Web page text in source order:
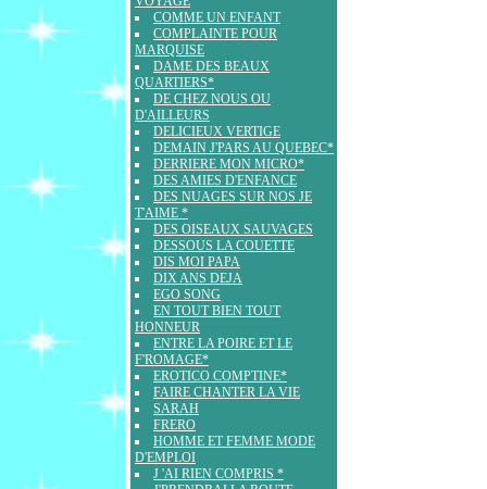
COMME UN ENFANT
COMPLAINTE POUR
MARQUISE
DAME DES BEAUX
QUARTIERS*
DE CHEZ NOUS OU
D'AILLEURS
DELICIEUX VERTIGE
DEMAIN J'PARS AU QUEBEC*
DERRIERE MON MICRO*
DES AMIES D'ENFANCE
DES NUAGES SUR NOS JE
T'AIME *
DES OISEAUX SAUVAGES
DESSOUS LA COUETTE
DIS MOI PAPA
DIX ANS DEJA
EGO SONG
EN TOUT BIEN TOUT
HONNEUR
ENTRE LA POIRE ET LE
F'ROMAGE*
EROTICO COMPTINE*
FAIRE CHANTER LA VIE
SARAH
FRERO
HOMME ET FEMME MODE
D'EMPLOI
J 'AI RIEN COMPRIS *